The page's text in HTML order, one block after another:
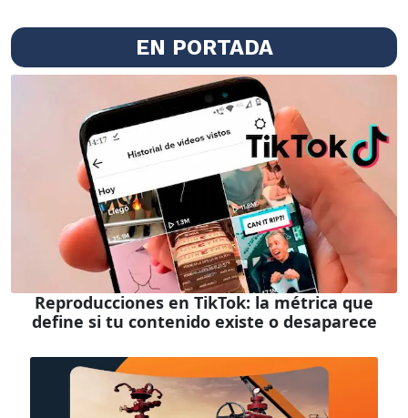
EN PORTADA
Reproducciones en TikTok: la métrica que
define si tu contenido existe o desaparece